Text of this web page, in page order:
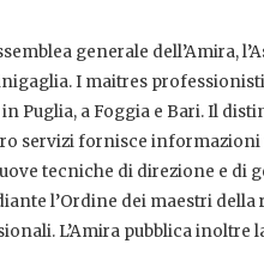
generale dell’Amira,
I maitres
Puglia, a Foggia e Bari. Il
servizi fornisce
tecniche di direzione e di
l’Ordine dei maestri della
L’Amira pubblica inoltre